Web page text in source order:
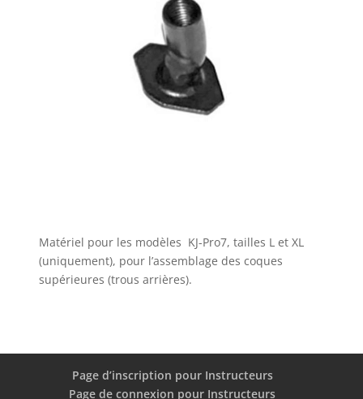
Matériel pour les modèles KJ-Pro7, tailles L et XL
(uniquement), pour l’assemblage des coques
supérieures (trous arrières).
Page d’inscription pour Instructeurs
Page de connexion pour Instructeurs